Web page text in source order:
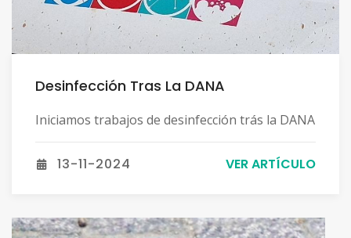
Desinfección Tras La DANA
Iniciamos trabajos de desinfección trás la DANA
13-11-2024 VER ARTÍCULO